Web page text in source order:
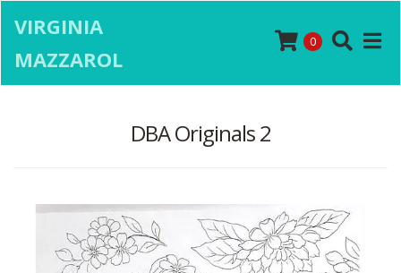
VIRGINIA
MAZZAROL
0
DBA Originals 2